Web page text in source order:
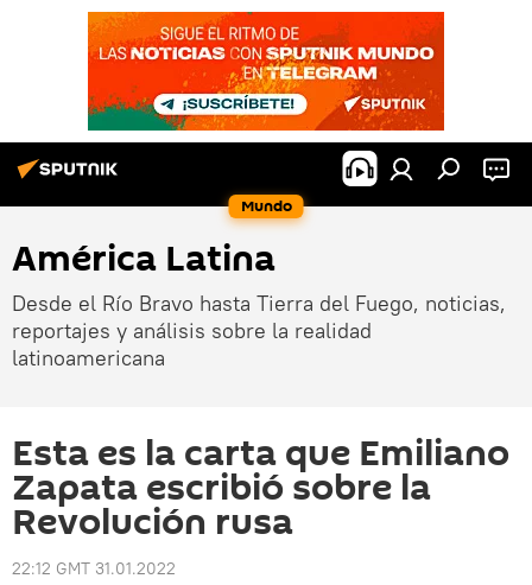
Mundo
América Latina
Desde el Río Bravo hasta Tierra del Fuego, noticias,
reportajes y análisis sobre la realidad
latinoamericana
Esta es la carta que Emiliano
Zapata escribió sobre la
Revolución rusa
22:12 GMT 31.01.2022